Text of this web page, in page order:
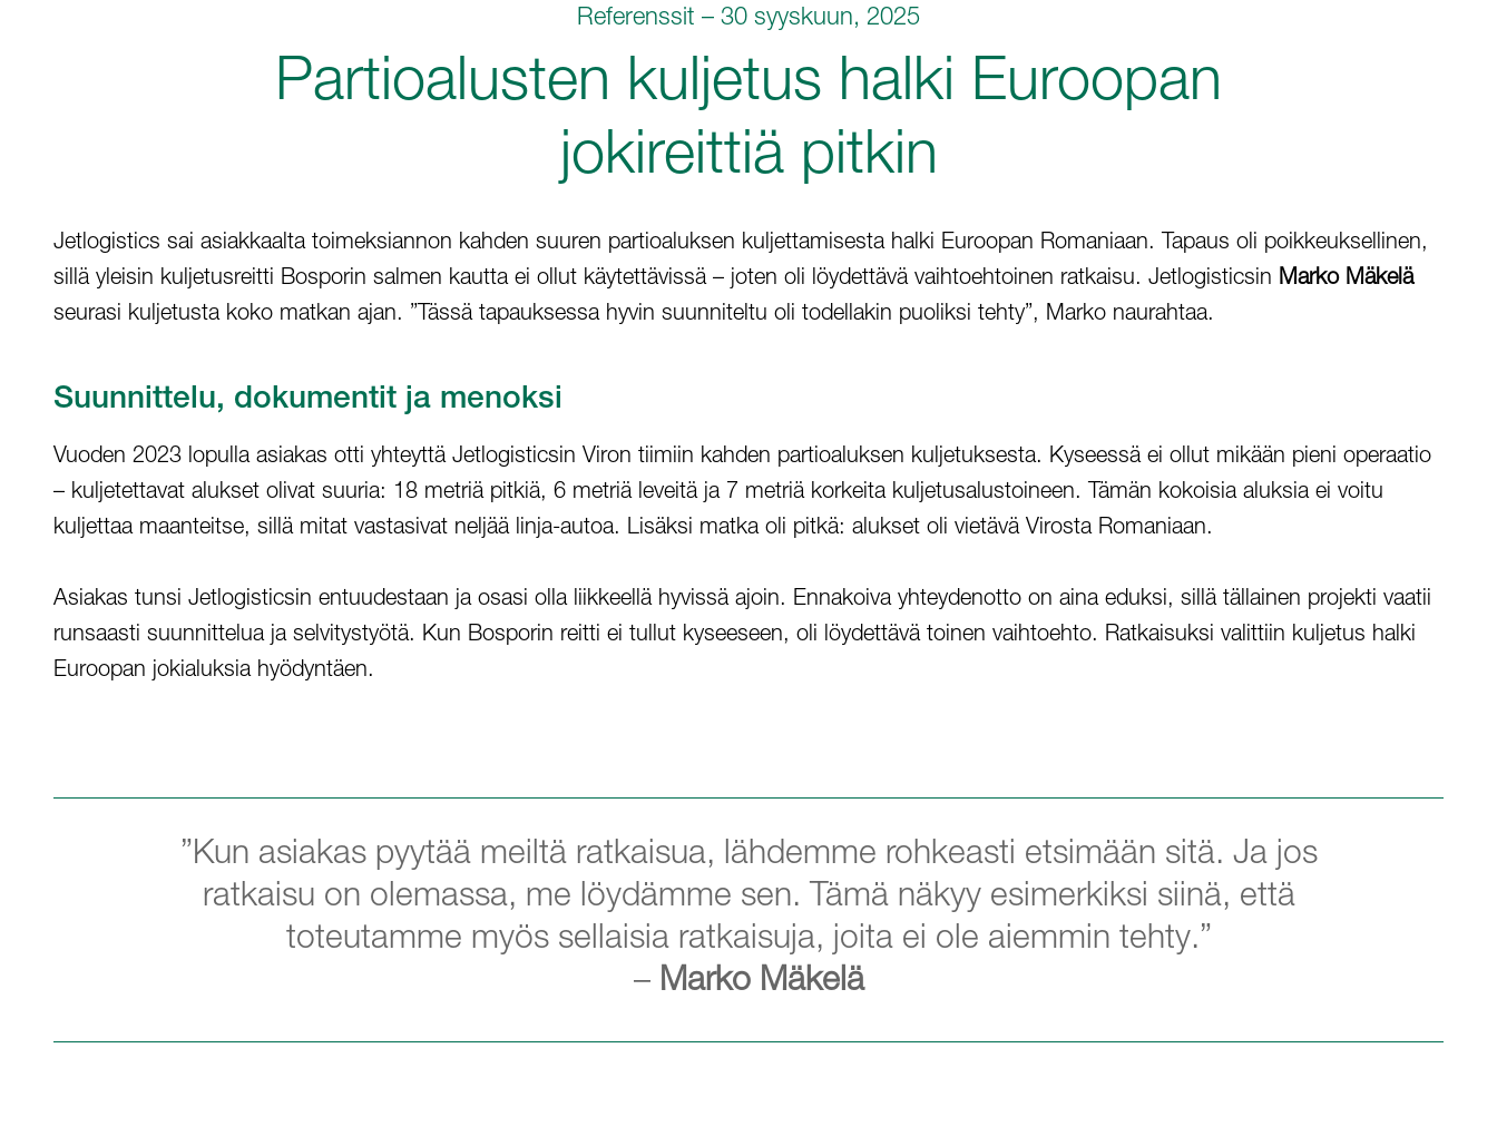
Referenssit – 30 syyskuun, 2025
Partioalusten kuljetus halki Euroopan
jokireittiä pitkin
Jetlogistics sai asiakkaalta toimeksiannon kahden suuren partioaluksen kuljettamisesta halki Euroopan Romaniaan. Tapaus oli poikkeuksellinen,
sillä yleisin kuljetusreitti Bosporin salmen kautta ei ollut käytettävissä – joten oli löydettävä vaihtoehtoinen ratkaisu. Jetlogisticsin Marko Mäkelä
seurasi kuljetusta koko matkan ajan. ”Tässä tapauksessa hyvin suunniteltu oli todellakin puoliksi tehty”, Marko naurahtaa.
Suunnittelu, dokumentit ja menoksi
Vuoden 2023 lopulla asiakas otti yhteyttä Jetlogisticsin Viron tiimiin kahden partioaluksen kuljetuksesta. Kyseessä ei ollut mikään pieni operaatio
– kuljetettavat alukset olivat suuria: 18 metriä pitkiä, 6 metriä leveitä ja 7 metriä korkeita kuljetusalustoineen. Tämän kokoisia aluksia ei voitu
kuljettaa maanteitse, sillä mitat vastasivat neljää linja-autoa. Lisäksi matka oli pitkä: alukset oli vietävä Virosta Romaniaan.
Asiakas tunsi Jetlogisticsin entuudestaan ja osasi olla liikkeellä hyvissä ajoin. Ennakoiva yhteydenotto on aina eduksi, sillä tällainen projekti vaatii
runsaasti suunnittelua ja selvitystyötä. Kun Bosporin reitti ei tullut kyseeseen, oli löydettävä toinen vaihtoehto. Ratkaisuksi valittiin kuljetus halki
Euroopan jokialuksia hyödyntäen.
”Kun asiakas pyytää meiltä ratkaisua, lähdemme rohkeasti etsimään sitä. Ja jos
ratkaisu on olemassa, me löydämme sen. Tämä näkyy esimerkiksi siinä, että
toteutamme myös sellaisia ratkaisuja, joita ei ole aiemmin tehty.”
– Marko Mäkelä